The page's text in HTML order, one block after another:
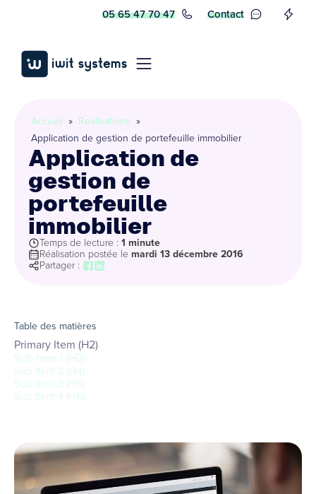
05 65 47 70 47 Contact
Accueil » Réalisations »
Application de gestion de portefeuille immobilier
Application de
gestion de
portefeuille
immobilier
Temps de lecture : 1 minute
Réalisation postée le mardi 13 décembre 2016
Partager :
Table des matières
Primary Item (H2)
Sub Item 1 (H3)
Sub Item 2 (H4)
Sub Item 3 (H5)
Sub Item 4 (H6)